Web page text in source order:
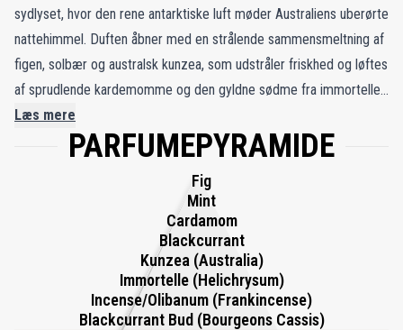
sydlyset, hvor den rene antarktiske luft møder Australiens uberørte
nattehimmel. Duften åbner med en strålende sammensmeltning af
figen, solbær og australsk kunzea, som udstråler friskhed og løftes
af sprudlende kardemomme og den gyldne sødme fra immortelle.
I hjertet udfolder pudret orris sig med en meditativ, rolig elegance,
der fremkalder tusmørkets stilhed. Efterhånden som duften
frem, afbalanceret af jordagtig cedertræ og diskret røgelse,
hvilket skaber en forankrende, vedvarende duftsti. Med en rig
koncentration på 25 % naturlige essenser og botaniske
ingredienser er Mystic Bliss både trøstende og gådefuld – en
olfaktorisk rejse, der hylder Australiens naturlige vidundere og den
dragende skønhed ved Aurora Australis.
Læs mere
PARFUMEPYRAMIDE
Fig
Mint
Cardamom
Blackcurrant
Kunzea (Australia)
Immortelle (Helichrysum)
Incense/Olibanum (Frankincense)
Blackcurrant Bud (Bourgeons Cassis)